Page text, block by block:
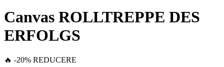
Canvas ROLLTREPPE DES
ERFOLGS
🔥 -20% REDUCERE